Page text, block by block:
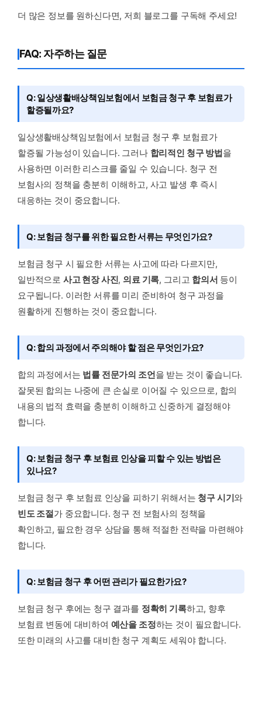
더 많은 정보를 원하신다면, 저희 블로그를 구독해 주세요!
FAQ: 자주하는 질문
Q: 일상생활배상책임보험에서 보험금 청구 후 보험료가
할증될까요?
일상생활배상책임보험에서 보험금 청구 후 보험료가
할증될 가능성이 있습니다. 그러나 합리적인 청구 방법을
사용하면 이러한 리스크를 줄일 수 있습니다. 청구 전
보험사의 정책을 충분히 이해하고, 사고 발생 후 즉시
대응하는 것이 중요합니다.
Q: 보험금 청구를 위한 필요한 서류는 무엇인가요?
보험금 청구 시 필요한 서류는 사고에 따라 다르지만,
일반적으로 사고 현장 사진, 의료 기록, 그리고 합의서 등이
요구됩니다. 이러한 서류를 미리 준비하여 청구 과정을
원활하게 진행하는 것이 중요합니다.
Q: 합의 과정에서 주의해야 할 점은 무엇인가요?
합의 과정에서는 법률 전문가의 조언을 받는 것이 좋습니다.
잘못된 합의는 나중에 큰 손실로 이어질 수 있으므로, 합의
내용의 법적 효력을 충분히 이해하고 신중하게 결정해야
합니다.
Q: 보험금 청구 후 보험료 인상을 피할 수 있는 방법은
있나요?
보험금 청구 후 보험료 인상을 피하기 위해서는 청구 시기와
빈도 조절가 중요합니다. 청구 전 보험사의 정책을
확인하고, 필요한 경우 상담을 통해 적절한 전략을 마련해야
합니다.
Q: 보험금 청구 후 어떤 관리가 필요한가요?
보험금 청구 후에는 청구 결과를 정확히 기록하고, 향후
보험료 변동에 대비하여 예산을 조정하는 것이 필요합니다.
또한 미래의 사고를 대비한 청구 계획도 세워야 합니다.